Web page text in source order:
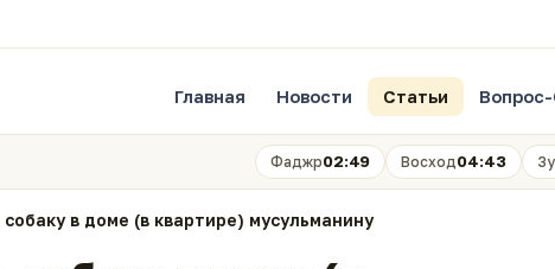
Главная Новости Статьи
Фаджр02:49 Восход04:43
в доме (в квартире) мусульманину